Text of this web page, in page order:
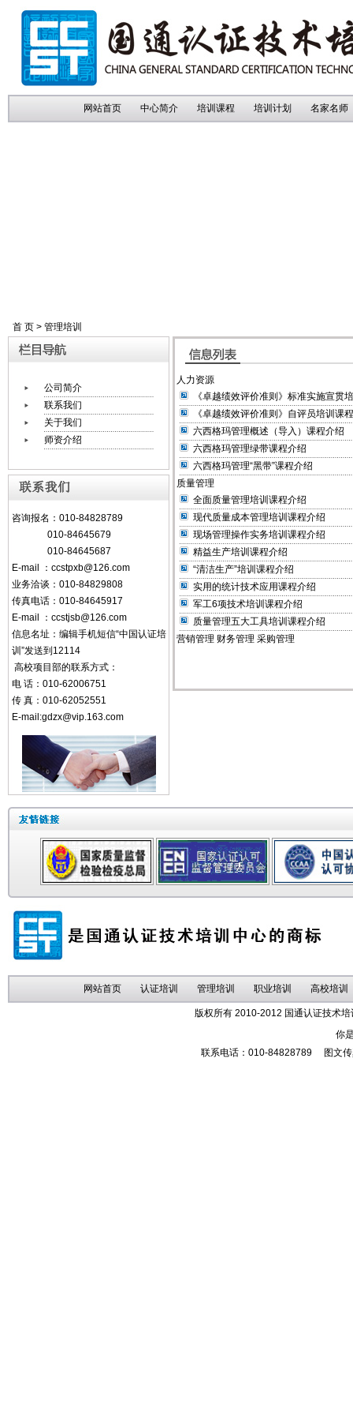
网站首页 中心简介 培训课程 培训计划 名家名师
首 页 > 管理培训
公司简介
联系我们
关于我们
师资介绍
咨询报名：010-84828789
010-84645679
010-84645687
E-mail ： ccstpxb@126.com
业务洽谈：010-84829808
传真电话：010-84645917
E-mail
： ccstjsb@126.com
信息名址：编辑手机短信“中国认证培
训”发送到12114
高校项目部的联系方式：
电 话：010-62006751
传 真：010-62052551
E-mail:gdzx@vip.163.com
人力资源
《卓越绩效评价准则》标准实施宣贯
《卓越绩效评价准则》自评员培训课
六西格玛管理概述（导入）课程介绍
六西格玛管理绿带课程介绍
六西格玛管理“黑带”课程介绍
质量管理
全面质量管理培训课程介绍
现代质量成本管理培训课程介绍
现场管理操作实务培训课程介绍
精益生产培训课程介绍
“清洁生产”培训课程介绍
实用的统计技术应用课程介绍
军工6项技术培训课程介绍
质量管理五大工具培训课程介绍
营销管理 财务管理 采购管理
网站首页 认证培训 管理培训 职业培训 高校培训
版权所有 2010-2012 国通认证技术
你
联系电话：010-84828789 图文传